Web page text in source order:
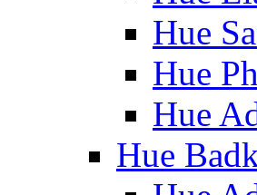
Hue
Hue
Hue
Hue